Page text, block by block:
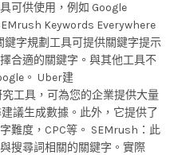
可供使用，例如 Google
Keywords Everywhere
字規劃工具可提供關鍵字提示
合適的關鍵字。與其他工具不
。 Uber建
工具，可為您的企業提供大量
議生成數據。此外，它提供了
難度，CPC等。 SEMrush：此
搜尋詞相關的關鍵字。實際